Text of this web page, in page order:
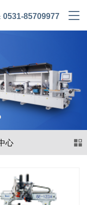
0531-85709977
心